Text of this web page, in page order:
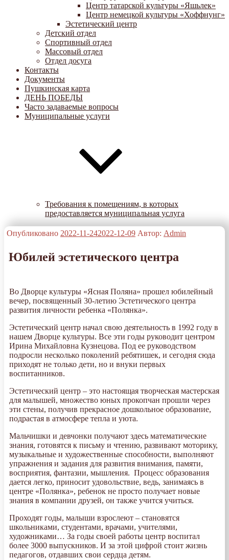
Центр татарской культуры «Яшьлек»
Центр немецкой культуры «Хоффнунг»
Эстетический центр
Детский отдел
Спортивный отдел
Массовый отдел
Отдел досуга
Контакты
Документы
Пушкинская карта
ДЕНЬ ПОБЕДЫ
Часто задаваемые вопросы
Муниципальные услуги
Требования к помещениям, в которых
предоставляется муниципальная услуга
Опубликовано 2022-11-242022-12-09 Автор: Admin
Юбилей эстетического центра
Во Дворце культуры «Ясная Поляна» прошел юбилейный
вечер, посвященный 30-летию Эстетического центра
развития личности ребенка «Полянка».
Эстетический центр начал свою деятельность в 1992 году в
нашем Дворце культуры. Все эти годы руководит центром
Ирина Михайловна Кузнецова. Под ее руководством
подросли несколько поколений ребятишек, и сегодня сюда
приходят не только дети, но и внуки первых
воспитанников.
Эстетический центр – это настоящая творческая мастерская
для малышей, множество юных прокопчан прошли через
эти стены, получив прекрасное дошкольное образование,
подрастая в атмосфере тепла и уюта.
Мальчишки и девчонки получают здесь математические
знания, готовятся к письму и чтению, развивают моторику,
музыкальные и художественные способности, выполняют
упражнения и задания для развития внимания, памяти,
восприятия, фантазии, мышления. Процесс образования
дается легко, приносит удовольствие, ведь, занимаясь в
центре «Полянка», ребенок не просто получает новые
знания в компании друзей, он также учится учиться.
Проходят годы, малыши взрослеют – становятся
школьниками, студентами, врачами, учителями,
художниками… За годы своей работы центр воспитал
более 3000 выпускников. И за этой цифрой стоит жизнь
педагогов, отдавших свои сердца детям.